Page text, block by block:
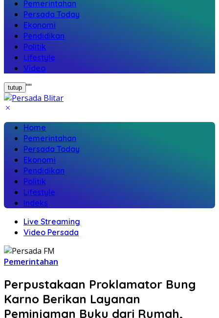
Pemerintahan
Persada Today
Ekonomi
Pendidikan
Politik
Lifestyle
Video
tutup ""
Home
Pemerintahan
Persada Today
Ekonomi
Pendidikan
Politik
Lifestyle
Indeks
Live Streaming
Video Persada
Pemerintahan
Perpustakaan Proklamator Bung
Karno Berikan Layanan
Peminjaman Buku dari Rumah,